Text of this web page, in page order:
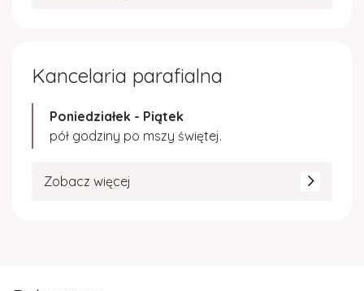
Kancelaria parafialna
Poniedziałek - Piątek
pół godziny po mszy świętej.
Zobacz więcej